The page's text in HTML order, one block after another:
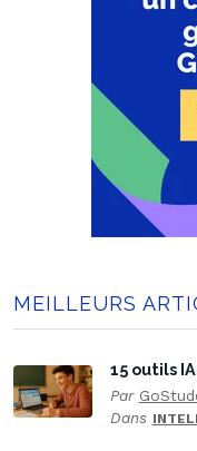
MEILLEURS
15 outils
Par
Dans